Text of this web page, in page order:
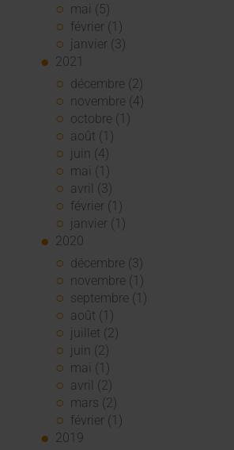
mai (5)
février (1)
janvier (3)
2021
décembre (2)
novembre (4)
octobre (1)
août (1)
juin (4)
mai (1)
avril (3)
février (1)
janvier (1)
2020
décembre (3)
novembre (1)
septembre (1)
août (1)
juillet (2)
juin (2)
mai (1)
avril (2)
mars (2)
février (1)
2019